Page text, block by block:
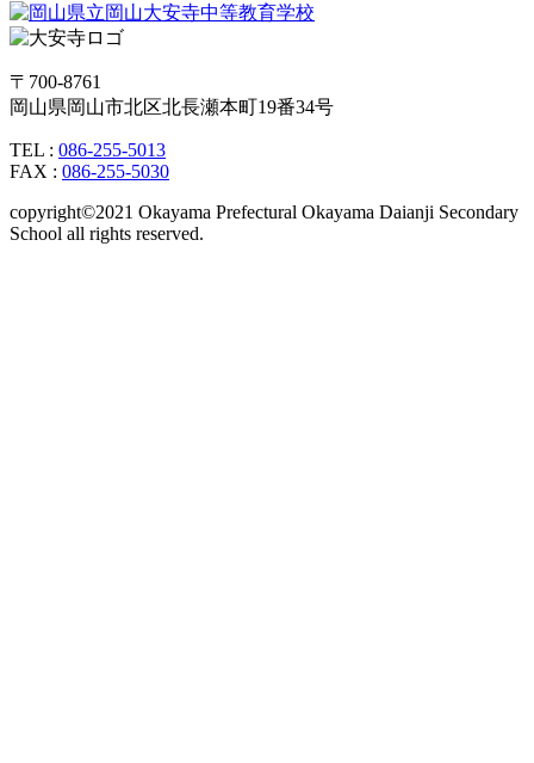
〒700-8761
岡山県岡山市北区北長瀬本町19番34号
TEL : 086-255-5013
FAX : 086-255-5030
copyright©2021 Okayama Prefectural Okayama Daianji Secondary
School all rights reserved.